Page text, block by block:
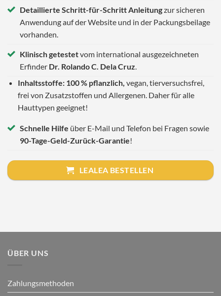
Detaillierte Schritt-für-Schritt Anleitungzur sicheren
Anwendung auf der Website und in der Packungsbeilage
vorhanden.
Klinisch getestetvom international ausgezeichneten
Erfinder Dr. Rolando C. Dela Cruz.
Inhaltsstoffe: 100 % pflanzlich, vegan, tierversuchsfrei,
frei von Zusatzstoffen und Allergenen. Daher für alle
Hauttypen geeignet!
Schnelle Hilfe über E-Mail und Telefon bei Fragen sowie
90-Tage-Geld-Zurück-Garantie!
LEALEA BESTELLEN
ÜBER UNS
Zahlungsmethoden